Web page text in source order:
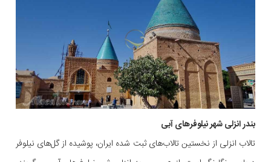
بندر انزلی شهر نیلوفرهای آبی
تالاب انزلی از نخستین تالاب‌های ثبت شده ایران، پوشیده از گل‌‌های نیلوفر